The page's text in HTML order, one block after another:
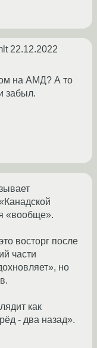
22.12.2022
на АМД? А то
забыл.
«вообще».
восторг после
части
но
как
- два назад».